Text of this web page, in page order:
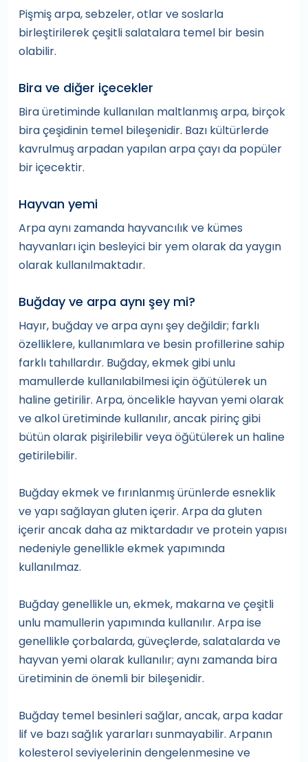
Pişmiş arpa, sebzeler, otlar ve soslarla
birleştirilerek çeşitli salatalara temel bir besin
olabilir.
Bira ve diğer içecekler
Bira üretiminde kullanılan maltlanmış arpa, birçok
bira çeşidinin temel bileşenidir. Bazı kültürlerde
kavrulmuş arpadan yapılan arpa çayı da popüler
bir içecektir.
Hayvan yemi
Arpa aynı zamanda hayvancılık ve kümes
hayvanları için besleyici bir yem olarak da yaygın
olarak kullanılmaktadır.
Buğday ve arpa aynı şey mi?
Hayır, buğday ve arpa aynı şey değildir; farklı
özelliklere, kullanımlara ve besin profillerine sahip
farklı tahıllardır. Buğday, ekmek gibi unlu
mamullerde kullanılabilmesi için öğütülerek un
haline getirilir. Arpa, öncelikle hayvan yemi olarak
ve alkol üretiminde kullanılır, ancak pirinç gibi
bütün olarak pişirilebilir veya öğütülerek un haline
getirilebilir.
Buğday ekmek ve fırınlanmış ürünlerde esneklik
ve yapı sağlayan gluten içerir. Arpa da gluten
içerir ancak daha az miktardadır ve protein yapısı
nedeniyle genellikle ekmek yapımında
kullanılmaz.
Buğday genellikle un, ekmek, makarna ve çeşitli
unlu mamullerin yapımında kullanılır. Arpa ise
genellikle çorbalarda, güveçlerde, salatalarda ve
hayvan yemi olarak kullanılır; aynı zamanda bira
üretiminin de önemli bir bileşenidir.
Buğday temel besinleri sağlar, ancak, arpa kadar
lif ve bazı sağlık yararları sunmayabilir. Arpanın
kolesterol seviyelerinin dengelenmesine ve